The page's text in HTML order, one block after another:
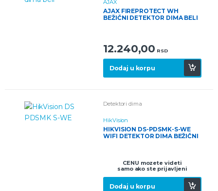
AJAX
AJAX FIREPROTECT WH
BEŽIČNI DETEKTOR DIMA BELI
12.240,00 RSD
Dodaj u korpu
Detektori dima
HikVision
HIKVISION DS-PDSMK-S-WE
WIFI DETEKTOR DIMA BEŽIČNI
CENU mozete videti
samo ako ste prijavljeni
Dodaj u korpu